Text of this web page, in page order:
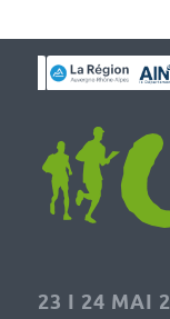
23 I 24 MAI